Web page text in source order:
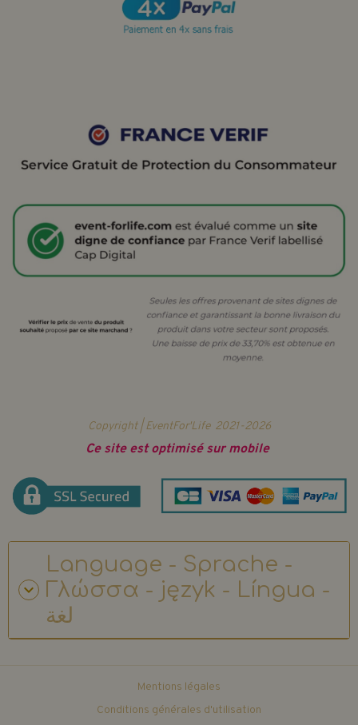
Copyright | EventFor'Life 2021-2026
Ce site est optimisé sur mobile
Language - Sprache -
Γλώσσα - język - Língua -
لغة
Mentions légales
Conditions générales d'utilisation